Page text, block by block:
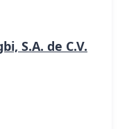
S.A. de C.V.